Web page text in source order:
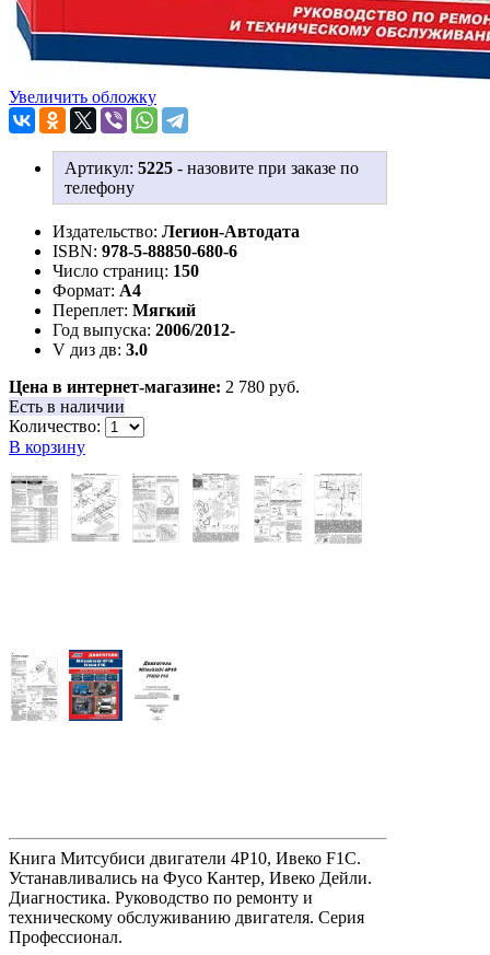
Увеличить обложку
Артикул: 5225 - назовите при заказе по
телефону
Издательство: Легион-Aвтодата
ISBN: 978-5-88850-680-6
Число страниц: 150
Формат: А4
Переплет: Мягкий
Год выпуска: 2006/2012-
V диз дв: 3.0
Цена в интернет-магазине: 2 780 руб.
Есть в наличии
Количество:
В корзину
Книга Митсубиси двигатели 4P10, Ивеко F1C.
Устанавливались на Фусо Кантер, Ивеко Дейли.
Диагностика. Руководство по ремонту и
техническому обслуживанию двигателя. Серия
Профессионал.